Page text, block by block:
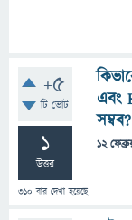
+5
টি ভোট
1
উত্তর
310 বার দেখা হয়েছে
এবং
সম্বব?
12